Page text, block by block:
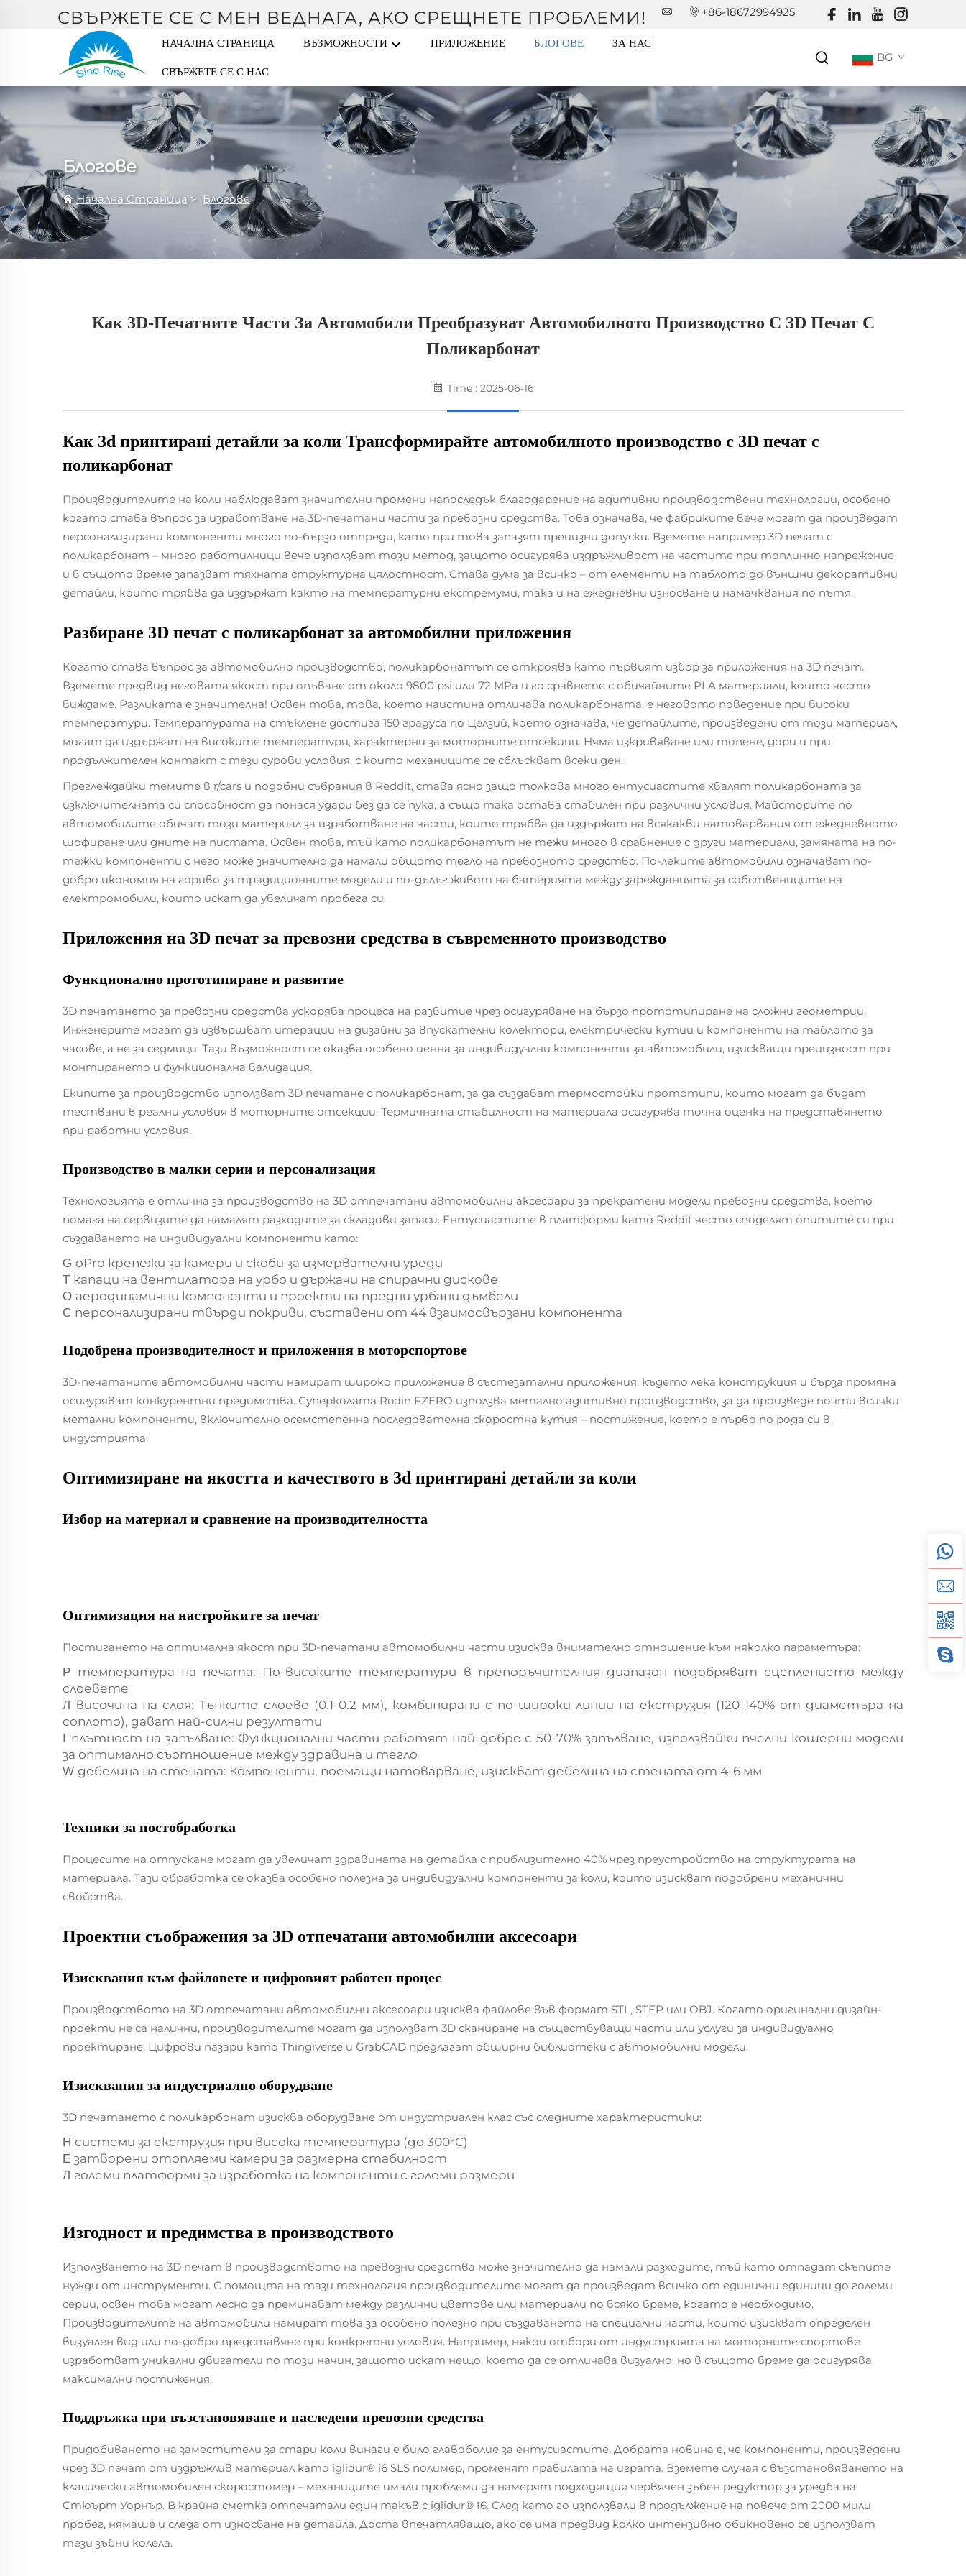
СВЪРЖЕТЕ СЕ С МЕН ВЕДНАГА, АКО СРЕЩНЕТЕ ПРОБЛЕМИ! +86-18672994925
НАЧАЛНА СТРАНИЦА ВЪЗМОЖНОСТИ ПРИЛОЖЕНИЕ БЛОГОВЕ ЗА НАС
СВЪРЖЕТЕ СЕ С НАС
BG
Блогове
Начална Страница> Блогове
Как 3D-Печатните Части За Автомобили Преобразуват Автомобилното Производство С 3D Печат С
Поликарбонат
Time : 2025-06-16
Как 3d принтиранi детайли за коли Трансформирайте автомобилното производство с 3D печат с
поликарбонат
Производителите на коли наблюдават значителни промени напоследък благодарение на адитивни производствени технологии, особено
когато става въпрос за изработване на 3D-печатани части за превозни средства. Това означава, че фабриките вече могат да произведат
персонализирани компоненти много по-бързо отпреди, като при това запазят прецизни допуски. Вземете например 3D печат с
поликарбонат – много работилници вече използват този метод, защото осигурява издръжливост на частите при топлинно напрежение
и в същото време запазват тяхната структурна цялостност. Става дума за всичко – от елементи на таблото до външни декоративни
детайли, които трябва да издържат както на температурни екстремуми, така и на ежедневни износване и намачквания по пътя.
Разбиране 3D печат с поликарбонат за автомобилни приложения
Когато става въпрос за автомобилно производство, поликарбонатът се откроява като първият избор за приложения на 3D печат.
Вземете предвид неговата якост при опъване от около 9800 psi или 72 MPa и го сравнете с обичайните PLA материали, които често
виждаме. Разликата е значителна! Освен това, това, което наистина отличава поликарбоната, е неговото поведение при високи
температури. Температурата на стъклене достига 150 градуса по Целзий, което означава, че детайлите, произведени от този материал,
могат да издържат на високите температури, характерни за моторните отсекции. Няма изкривяване или топене, дори и при
продължителен контакт с тези сурови условия, с които механиците се сблъскват всеки ден.
Преглеждайки темите в r/cars и подобни събрания в Reddit, става ясно защо толкова много ентусиастите хвалят поликарбоната за
изключителната си способност да понася удари без да се пука, а също така остава стабилен при различни условия. Майсторите по
автомобилите обичат този материал за изработване на части, които трябва да издържат на всякакви натоварвания от ежедневното
шофиране или дните на пистата. Освен това, тъй като поликарбонатът не тежи много в сравнение с други материали, замяната на по-
тежки компоненти с него може значително да намали общото тегло на превозното средство. По-леките автомобили означават по-
добро икономия на гориво за традиционните модели и по-дълъг живот на батерията между зарежданията за собствениците на
електромобили, които искат да увеличат пробега си.
Приложения на 3D печат за превозни средства в съвременното производство
Функционално прототипиране и развитие
3D печатането за превозни средства ускорява процеса на развитие чрез осигуряване на бързо прототипиране на сложни геометрии.
Инженерите могат да извършват итерации на дизайни за впускателни колектори, електрически кутии и компоненти на таблото за
часове, а не за седмици. Тази възможност се оказва особено ценна за индивидуални компоненти за автомобили, изискващи прецизност при
монтирането и функционална валидация.
Екипите за производство използват 3D печатане с поликарбонат, за да създават термостойки прототипи, които могат да бъдат
тествани в реални условия в моторните отсекции. Термичната стабилност на материала осигурява точна оценка на представянето
при работни условия.
Производство в малки серии и персонализация
Технологията е отлична за производство на 3D отпечатани автомобилни аксесоари за прекратени модели превозни средства, което
помага на сервизите да намалят разходите за складови запаси. Ентусиастите в платформи като Reddit често споделят опитите си при
създаването на индивидуални компоненти като:
G oPro крепежи за камери и скоби за измервателни уреди
Т капаци на вентилатора на урбо и държачи на спирачни дискове
О аеродинамични компоненти и проекти на предни урбани дъмбели
C персонализирани твърди покриви, съставени от 44 взаимосвързани компонента
Подобрена производителност и приложения в моторспортове
3D-печатаните автомобилни части намират широко приложение в състезателни приложения, където лека конструкция и бърза промяна
осигуряват конкурентни предимства. Суперколата Rodin FZERO използва метално адитивно производство, за да произведе почти всички
метални компоненти, включително осемстепенна последователна скоростна кутия – постижение, което е първо по рода си в
индустрията.
Оптимизиране на якостта и качеството в 3d принтиранi детайли за коли
Избор на материал и сравнение на производителността
Оптимизация на настройките за печат
Постигането на оптимална якост при 3D-печатани автомобилни части изисква внимателно отношение към няколко параметъра:
P температура на печата: По-високите температури в препоръчителния диапазон подобряват сцеплението между
слоевете
Л височина на слоя: Тънките слоеве (0.1-0.2 мм), комбинирани с по-широки линии на екструзия (120-140% от диаметъра на
соплото), дават най-силни резултати
I плътност на запълване: Функционални части работят най-добре с 50-70% запълване, използвайки пчелни кошерни модели
за оптимално съотношение между здравина и тегло
W дебелина на стената: Компоненти, поемащи натоварване, изискват дебелина на стената от 4-6 мм
Техники за постобработка
Процесите на отпускане могат да увеличат здравината на детайла с приблизително 40% чрез преустройство на структурата на
материала. Тази обработка се оказва особено полезна за индивидуални компоненти за коли, които изискват подобрени механични
свойства.
Проектни съображения за 3D отпечатани автомобилни аксесоари
Изисквания към файловете и цифровият работен процес
Производството на 3D отпечатани автомобилни аксесоари изисква файлове във формат STL, STEP или OBJ. Когато оригинални дизайн-
проекти не са налични, производителите могат да използват 3D сканиране на съществуващи части или услуги за индивидуално
проектиране. Цифрови пазари като Thingiverse и GrabCAD предлагат обширни библиотеки с автомобилни модели.
Изисквания за индустриално оборудване
3D печатането с поликарбонат изисква оборудване от индустриален клас със следните характеристики:
H системи за екструзия при висока температура (до 300°C)
E затворени отопляеми камери за размерна стабилност
Л големи платформи за изработка на компоненти с големи размери
Изгодност и предимства в производството
Използването на 3D печат в производството на превозни средства може значително да намали разходите, тъй като отпадат скъпите
нужди от инструменти. С помощта на тази технология производителите могат да произведат всичко от единични единици до големи
серии, освен това могат лесно да преминават между различни цветове или материали по всяко време, когато е необходимо.
Производителите на автомобили намират това за особено полезно при създаването на специални части, които изискват определен
визуален вид или по-добро представяне при конкретни условия. Например, някои отбори от индустрията на моторните спортове
изработват уникални двигатели по този начин, защото искат нещо, което да се отличава визуално, но в същото време да осигурява
максимални постижения.
Поддръжка при възстановяване и наследени превозни средства
Придобиването на заместители за стари коли винаги е било главоболие за ентусиастите. Добрата новина е, че компоненти, произведени
чрез 3D печат от издръжлив материал като iglidur® i6 SLS полимер, променят правилата на играта. Вземете случая с възстановяването на
класически автомобилен скоростомер – механиците имали проблеми да намерят подходящия червячен зъбен редуктор за уредба на
Стюърт Уорнър. В крайна сметка отпечатали един такъв с iglidur® I6. След като го използвали в продължение на повече от 2000 мили
пробег, нямаше и следа от износване на детайла. Доста впечатляващо, ако се има предвид колко интензивно обикновено се използват
тези зъбни колела.